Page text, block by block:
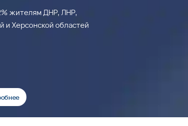
жителям ДНР, ЛНР,
и Херсонской областей